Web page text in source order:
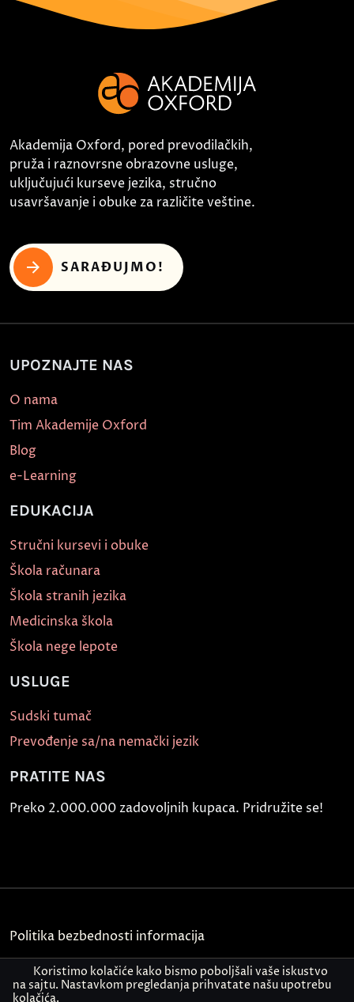
Akademija Oxford, pored prevodilačkih,
pruža i raznovrsne obrazovne usluge,
uključujući kurseve jezika, stručno
usavršavanje i obuke za različite veštine.
SARAĐUJMO!
UPOZNAJTE NAS
O nama
Tim Akademije Oxford
Blog
e-Learning
EDUKACIJA
Stručni kursevi i obuke
Škola računara
Škola stranih jezika
Medicinska škola
Škola nege lepote
USLUGE
Sudski tumač
Prevođenje sa/na nemački jezik
PRATITE NAS
Preko 2.000.000 zadovoljnih kupaca. Pridružite se!
Politika bezbednosti informacija
Kontakt
Koristimo kolačiće kako bismo poboljšali vaše iskustvo
na sajtu. Nastavkom pregledanja prihvatate našu upotrebu
kolačića.